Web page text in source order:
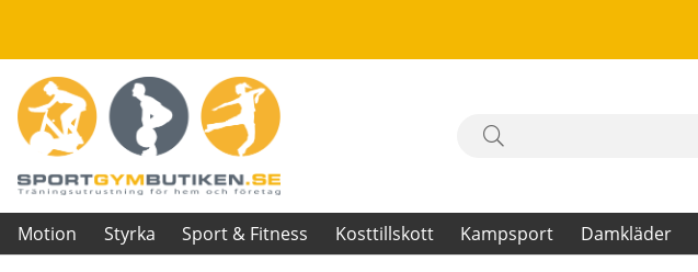
Motion Styrka Sport & Fitness Kosttillskott Kampsport Damkläder